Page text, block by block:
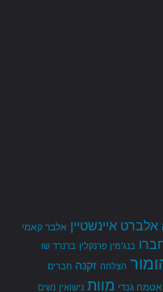
אלברט איינשטיין אלבר קאמי
בנג'מין פרנקלין ברנרד שו
הצלחה זקנה חברים
גנדי מוות נישואין נשים